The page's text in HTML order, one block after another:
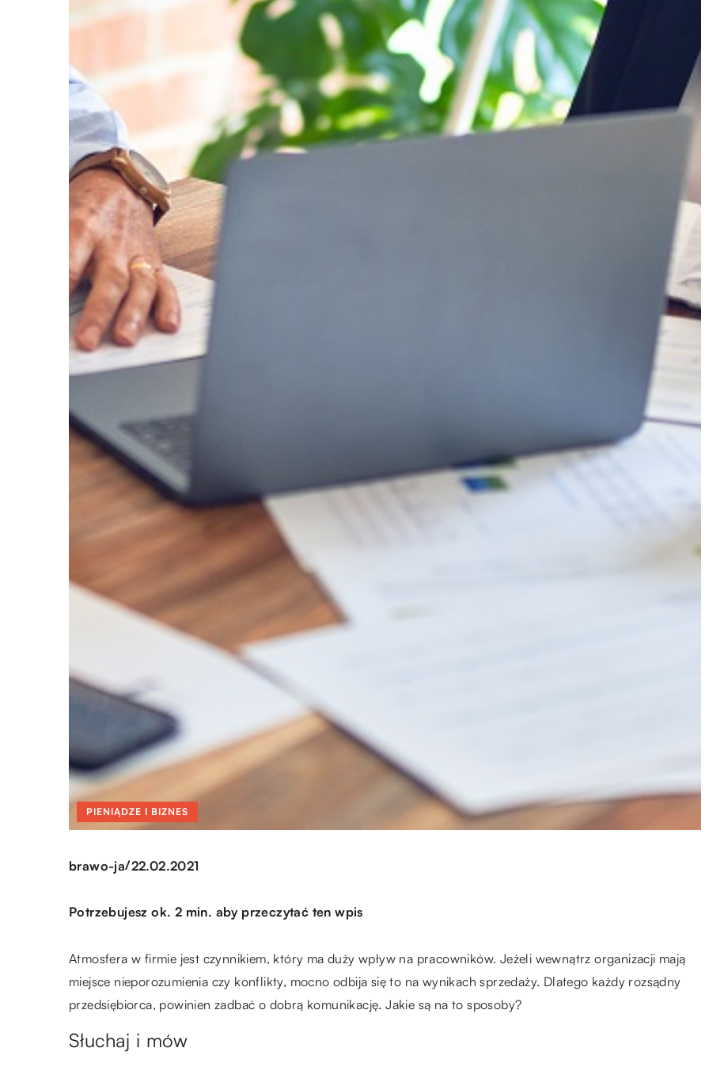
PIENIĄDZE I BIZNES
brawo-ja/22.02.2021
Potrzebujesz ok. 2 min. aby przeczytać ten wpis
Atmosfera w firmie jest czynnikiem, który ma duży wpływ na pracowników. Jeżeli wewnątrz organizacji mają
miejsce nieporozumienia czy konflikty, mocno odbija się to na wynikach sprzedaży. Dlatego każdy rozsądny
przedsiębiorca, powinien zadbać o dobrą komunikację. Jakie są na to sposoby?
Słuchaj i mów